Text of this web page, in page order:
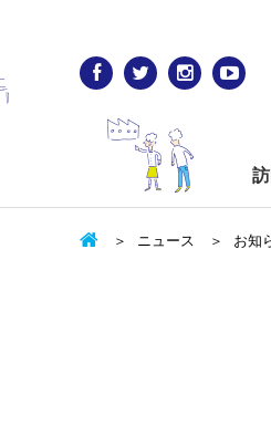
ニュース お知